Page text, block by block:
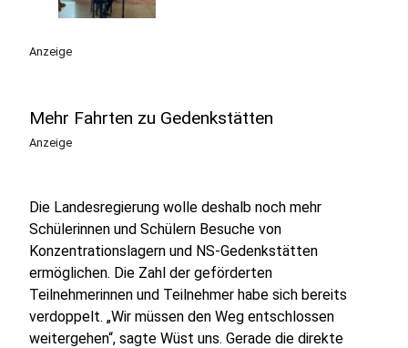
Anzeige
Mehr Fahrten zu Gedenkstätten
Anzeige
Die Landesregierung wolle deshalb noch mehr
Schülerinnen und Schülern Besuche von
Konzentrationslagern und NS-Gedenkstätten
ermöglichen. Die Zahl der geförderten
Teilnehmerinnen und Teilnehmer habe sich bereits
verdoppelt. „Wir müssen den Weg entschlossen
weitergehen“, sagte Wüst uns. Gerade die direkte